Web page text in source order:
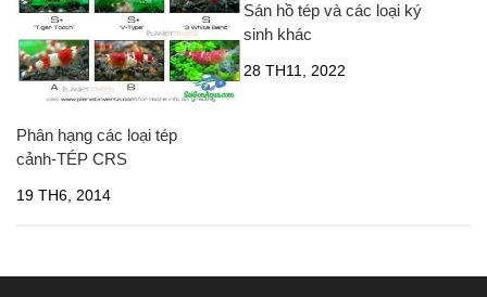
Phân hạng các loại tép
cảnh-TÉP CRS
19 TH6, 2014
Sán hồ tép và các loại ký
sinh khác
28 TH11, 2022